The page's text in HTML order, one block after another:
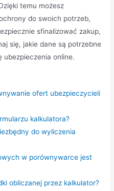
temu możesz
do swoich potrzeb,
sfinalizować zakup,
się, jakie dane są potrzebne
ubezpieczenia online.
ofert ubezpieczycieli
kalkulatora?
do wyliczenia
w porównywarce jest
obliczanej przez kalkulator?